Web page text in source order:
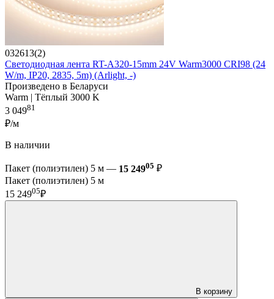
032613(2)
Светодиодная лента RT-A320-15mm 24V Warm3000 CRI98 (24
W/m, IP20, 2835, 5m) (Arlight, -)
Произведено в Беларуси
Warm | Тёплый 3000 K
3 04981
₽/м
В наличии
Пакет (полиэтилен) 5 м — 15 24905 ₽
Пакет (полиэтилен) 5 м
15 24905₽
В корзину